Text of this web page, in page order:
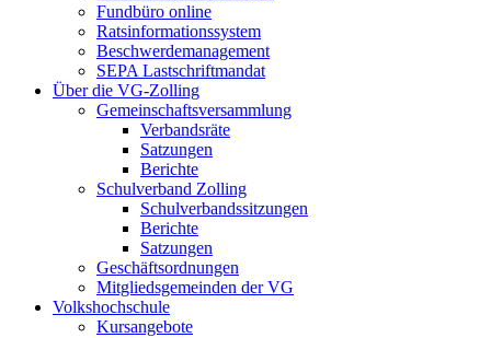
Fundbüro online
Ratsinformationssystem
Beschwerdemanagement
SEPA Lastschriftmandat
Über die VG-Zolling
Gemeinschaftsversammlung
Verbandsräte
Satzungen
Berichte
Schulverband Zolling
Schulverbandssitzungen
Berichte
Satzungen
Geschäftsordnungen
Mitgliedsgemeinden der VG
Volkshochschule
Kursangebote